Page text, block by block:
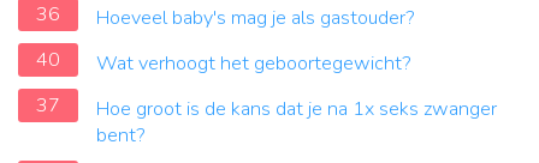
36
Hoeveel baby's mag je als gastouder?
40
Wat verhoogt het geboortegewicht?
37
Hoe groot is de kans dat je na 1x seks zwanger
bent?